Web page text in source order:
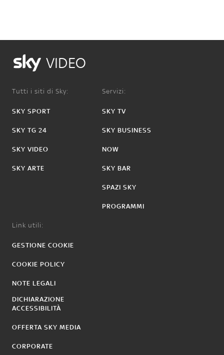
VIDEO
Tutti i siti di Sky:
SKY SPORT
SKY TG 24
SKY VIDEO
SKY ARTE
Servizi:
SKY TV
SKY BUSINESS
NOW
SKY BAR
SPAZI SKY
PROGRAMMI
Link utili:
GESTIONE COOKIE
COOKIE POLICY
NOTE LEGALI
DICHIARAZIONE
ACCESSIBILITÀ
OFFERTA SKY MEDIA
CORPORATE